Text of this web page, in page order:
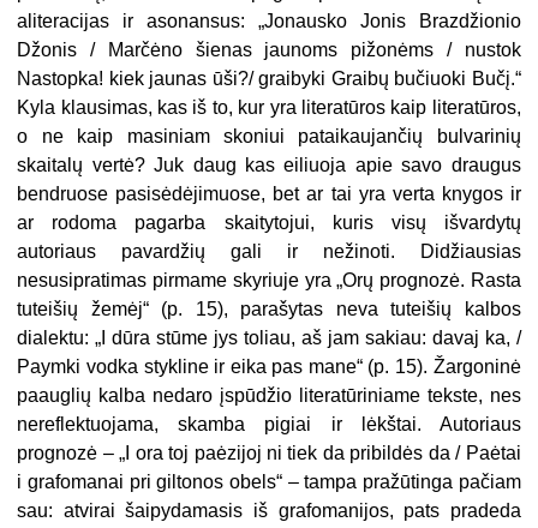
aliteracijas ir asonansus: „Jonausko Jonis Brazdžionio
Džonis / Marčėno šienas jaunoms pižonėms / nustok
Nastopka! kiek jaunas ūši?/ graibyki Graibų bučiuoki Bučį.“
Kyla klausimas, kas iš to, kur yra literatūros kaip literatūros,
o ne kaip masiniam skoniui pataikaujančių bulvarinių
skaitalų vertė? Juk daug kas eiliuoja apie savo draugus
bendruose pasisėdėjimuose, bet ar tai yra verta knygos ir
ar rodoma pagarba skaitytojui, kuris visų išvardytų
autoriaus pavardžių gali ir nežinoti. Didžiausias
nesusipratimas pirmame skyriuje yra „Orų prognozė. Rasta
tuteišių žemėj“ (p. 15), parašytas neva tuteišių kalbos
dialektu: „I dūra stūme jys toliau, aš jam sakiau: davaj ka, /
Paymki vodka stykline ir eika pas mane“ (p. 15). Žargoninė
paauglių kalba nedaro įspūdžio literatūriniame tekste, nes
nereflektuojama, skamba pigiai ir lėkštai. Autoriaus
prognozė – „I ora toj paėzijoj ni tiek da pribildės da / Paėtai
i grafomanai pri giltonos obels“ – tampa pražūtinga pačiam
sau: atvirai šaipydamasis iš grafomanijos, pats pradeda